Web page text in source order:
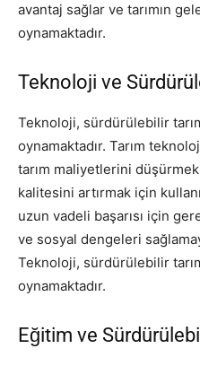
avantaj sağlar ve tarımın
oynamaktadır.
Teknoloji ve
Teknoloji, sürdürülebilir
oynamaktadır. Tarım
tarım maliyetlerini
kalitesini artırmak için
uzun vadeli başarısı için
ve sosyal dengeleri
Teknoloji, sürdürülebilir
oynamaktadır.
Eğitim ve